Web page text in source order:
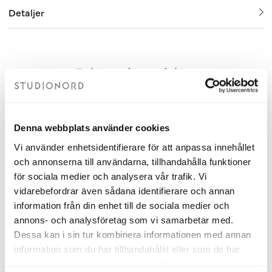
Denna webbplats använder cookies
Vi använder enhetsidentifierare för att anpassa innehållet
och annonserna till användarna, tillhandahålla funktioner
för sociala medier och analysera vår trafik. Vi
vidarebefordrar även sådana identifierare och annan
information från din enhet till de sociala medier och
annons- och analysföretag som vi samarbetar med.
Dessa kan i sin tur kombinera informationen med annan
information som du har tillhandahållit eller som de har
Detaljer
Relaterade produkter
Handtag Nova Svart Torplyktan Doftpinnar